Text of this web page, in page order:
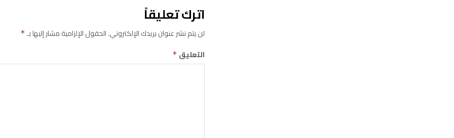
اترك تعليقاً
لن يتم نشر عنوان بريدك الإلكتروني.الحقول الإلزامية مشار إليها بـ*
التعليق *